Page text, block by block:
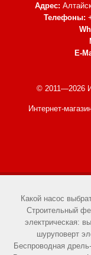
Адрес:
Телефоны:
E-
© 2011—2026
Интернет-
Какой насос
Строительный
электрическая:
шуруповерт
Беспроводная